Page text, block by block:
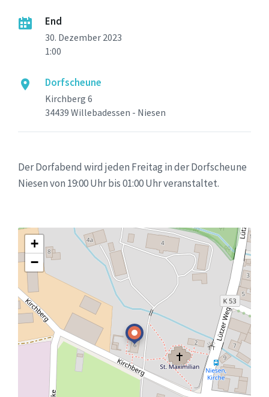
End
30. Dezember 2023
1:00
Dorfscheune
Kirchberg 6
34439 Willebadessen - Niesen
Der Dorfabend wird jeden Freitag in der Dorfscheune
Niesen von 19:00 Uhr bis 01:00 Uhr veranstaltet.
+
−